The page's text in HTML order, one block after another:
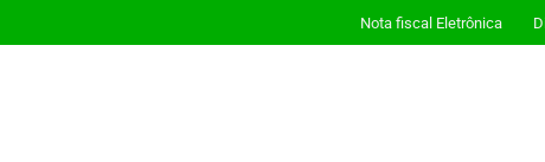
Nota fiscal Eletrônica